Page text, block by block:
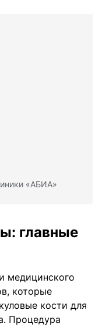
«АБИА»
главные
медицинского
которые
кости для
Процедура